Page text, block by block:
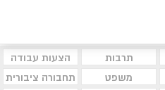
תרבות
הצעות עבודה
משפט
תחבורה ציבורית